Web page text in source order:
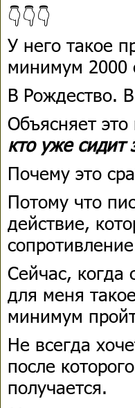
👇👇👇
У него такое
минимум 2000
В Рождество.
Объясняет
кто уже сидит
Почему это
Потому что
действие,
Сейчас, когда
для меня
минимум
Не всегда
после
получается.